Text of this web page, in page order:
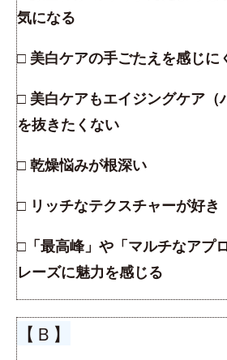
気になる
□ 美白ケアの手ごたえを感じに
□ 美白ケアもエイジングケア（
を抜きたくない
□ 乾燥悩みが根深い
□ リッチなテクスチャーが好き
□「最高峰」や「マルチなアプ
レーズに魅力を感じる
【Ｂ】